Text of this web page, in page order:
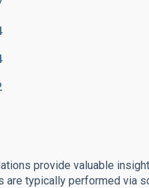
provide valuable
are typically performed via